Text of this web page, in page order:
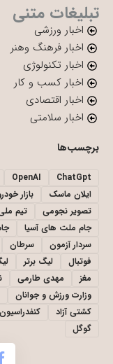
تبلیغات متنی
اخبار ورزشی
اخبار فرهنگ وهنر
اخبار تکنولوژی
اخبار کسب و کار
اخبار اقتصادی
اخبار سلامتی
برچسب‌ها
ChatGpt
OpenAI
ایلان ماسک
بازار
تصویر نجومی
تیم
جام ملت های آسیا
سردار آزمون
سرطان
فوتبال
لیگ برتر
مغز
مهدی طارمی
وزارت ورزش و جوانان
کشتی آزاد
گوگل